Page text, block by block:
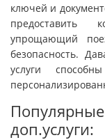
ключей и
предоставить
упрощающий
безопасность.
услуги
доп.услуги: